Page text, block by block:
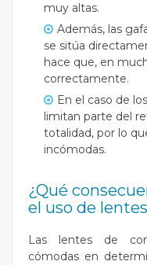
muy altas.
Además, las
se sitúa
hace que, en
correctamente.
En el caso de
limitan parte del
totalidad, por lo
incómodas.
¿Qué
el uso de
Las lentes de
cómodas en